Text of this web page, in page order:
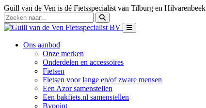
Guill van de Ven is dé Fietsspecialist van Tilburg en Hilvarenbeek
Ons aanbod
Onze merken
Onderdelen en accessoires
Fietsen
Fietsen voor lange en/of zware mensen
Een Azor samenstellen
Een bakfiets.nl samenstellen
Bypoint